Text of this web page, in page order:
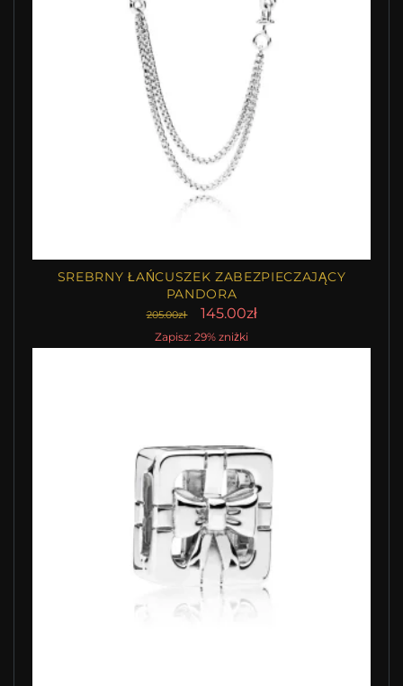
SREBRNY ŁAŃCUSZEK ZABEZPIECZAJĄCY
PANDORA
205.00zł 145.00zł
Zapisz: 29% zniżki